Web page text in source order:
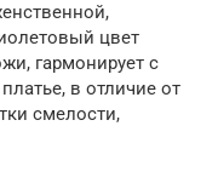
цвет
гармонирует с
в отличие от
смелости,